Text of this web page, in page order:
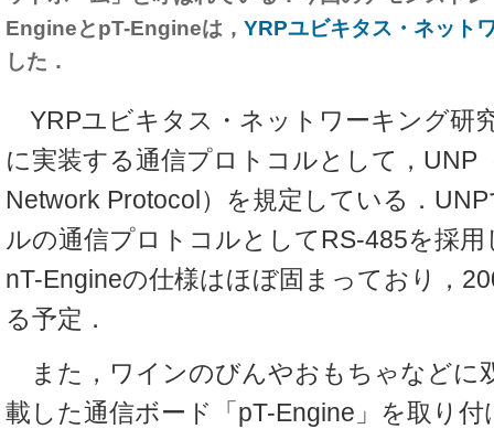
EngineとpT-Engineは， YRPユビキタス・ネット
した．
YRPユビキタス・ネットワーキング研
に実装する通信プロトコルとして，UNP
Network Protocol）を規定している．
ルの通信プロトコルとしてRS-485を採
nT-Engineの仕様はほぼ固まっており，
る予定．
また，ワインのびんやおもちゃなどに
載した通信ボード「pT-Engine」を取り